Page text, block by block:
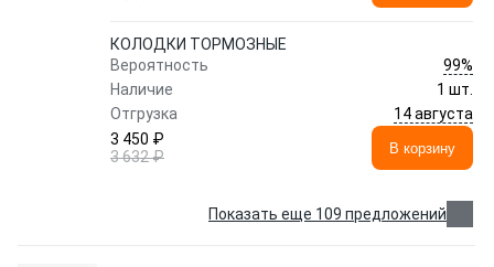
КОЛОДКИ ТОРМОЗНЫЕ
Вероятность
99%
Наличие
1 шт.
Отгрузка
14 августа
3 450 ₽
3 632 ₽
В корзину
Показать еще 109 предложений